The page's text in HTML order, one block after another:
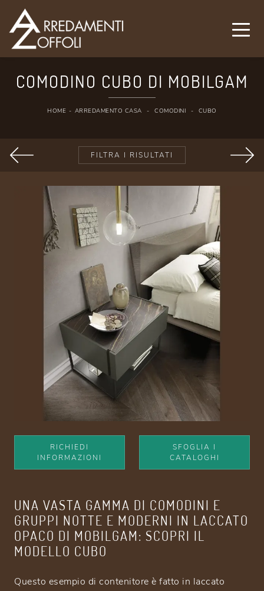
COMODINO CUBO DI MOBILGAM
HOME - ARREDAMENTO CASA - COMODINI - CUBO
FILTRA I RISULTATI
RICHIEDI
INFORMAZIONI
SFOGLIA I
CATALOGHI
UNA VASTA GAMMA DI COMODINI E
GRUPPI NOTTE E MODERNI IN LACCATO
OPACO DI MOBILGAM: SCOPRI IL
MODELLO CUBO
Questo esempio di contenitore è fatto in laccato